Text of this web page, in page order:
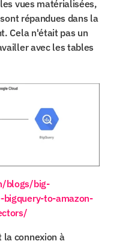
vues matérialisées,
répandues dans la
Cela n'était pas un
avec les tables
blogs/big-
to-amazon-
la connexion à